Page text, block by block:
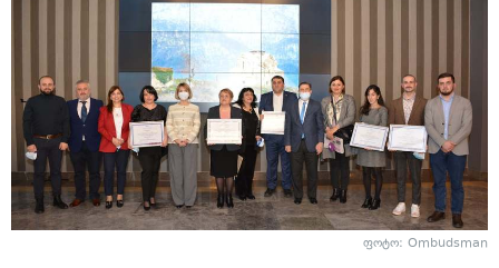
ფოტო: Ombudsman